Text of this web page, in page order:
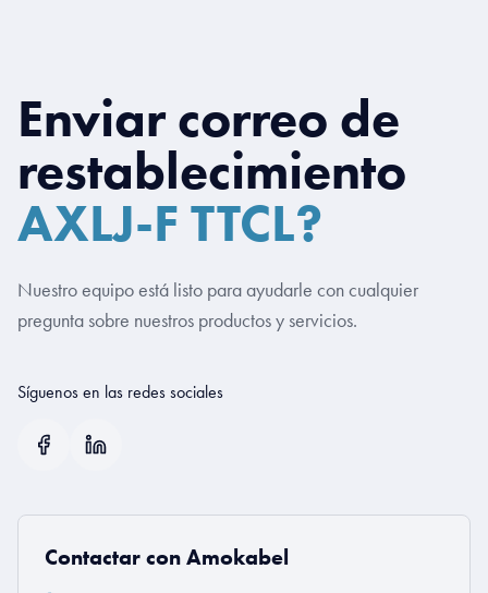
Enviar correo de
restablecimiento
AXLJ-F TTCL?
Nuestro equipo está listo para ayudarle con cualquier
pregunta sobre nuestros productos y servicios.
Síguenos en las redes sociales
Contactar con Amokabel